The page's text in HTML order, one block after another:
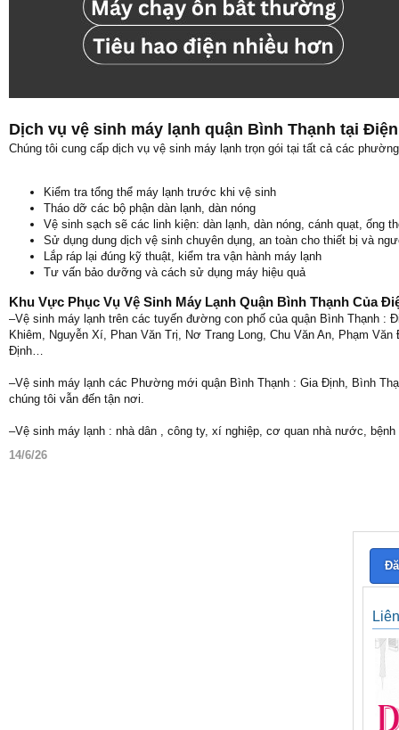
Dịch vụ vệ sinh máy lạnh quận Bình Thạnh tại
Chúng tôi cung cấp dịch vụ vệ sinh máy lạnh trọn gói tại tất cả các
Kiểm tra tổng thể máy lạnh trước khi vệ sinh
Tháo dỡ các bộ phận dàn lạnh, dàn nóng
Vệ sinh sạch sẽ các linh kiện: dàn lạnh, dàn nóng, cánh quạt, ống
Sử dụng dung dịch vệ sinh chuyên dụng, an toàn cho thiết bị và
Lắp ráp lại đúng kỹ thuật, kiểm tra vận hành máy lạnh
Tư vấn bảo dưỡng và cách sử dụng máy hiệu quả
Khu Vực Phục Vụ Vệ Sinh Máy Lạnh Quận Bình Thạnh Của
–Vệ sinh máy lạnh trên các tuyến đường con phố của quận Bình Thạnh :
Khiêm, Nguyễn Xí, Phan Văn Trị, Nơ Trang Long, Chu Văn An, Phạm
Định…
–Vệ sinh máy lạnh các Phường mới quận Bình Thạnh : Gia Định, Bình
chúng tôi vẫn đến tận nơi.
–Vệ sinh máy lạnh : nhà dân , công ty, xí nghiệp, cơ quan nhà nước,
14/6/26